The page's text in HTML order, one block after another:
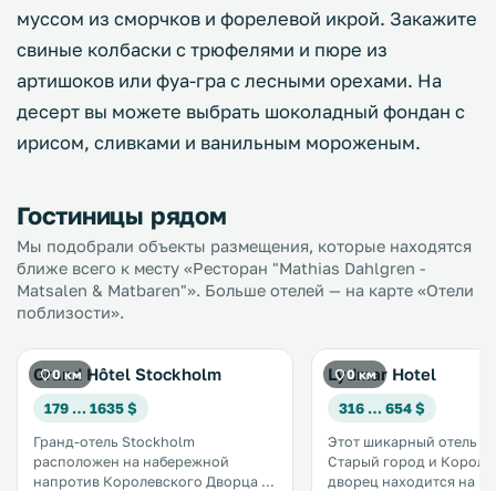
муссом из сморчков и форелевой икрой. Закажите
свиные колбаски с трюфелями и пюре из
артишоков или фуа-гра с лесными орехами. На
десерт вы можете выбрать шоколадный фондан с
ирисом, сливками и ванильным мороженым.
Гостиницы рядом
Мы подобрали объекты размещения, которые находятся
ближе всего к месту «Ресторан "Mathias Dahlgren -
Matsalen & Matbaren"». Больше отелей — на карте «Отели
поблизости».
0 км
Grand Hôtel Stockholm
179 … 1635 $
Гранд-отель Stockholm
расположен на набережной
напротив Королевского Дворца и
0 км
Lydmar Hotel
316 … 654 $
Этот шикарный отель с
Старый город и
дворец находится на